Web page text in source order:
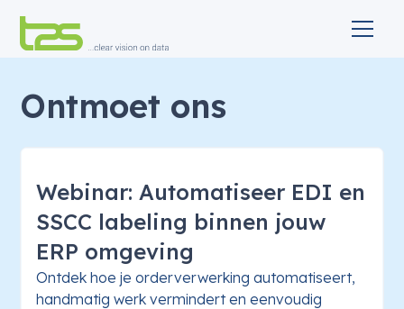
Ontmoet ons
Webinar: Automatiseer EDI en
SSCC labeling binnen jouw
ERP omgeving
Ontdek hoe je orderverwerking automatiseert,
handmatig werk vermindert en eenvoudig